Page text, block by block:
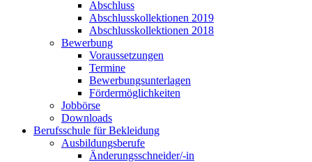
Abschluss
Abschlusskollektionen 2019
Abschlusskollektionen 2018
Bewerbung
Voraussetzungen
Termine
Bewerbungsunterlagen
Fördermöglichkeiten
Jobbörse
Downloads
Berufsschule für Bekleidung
Ausbildungsberufe
Änderungsschneider/-in